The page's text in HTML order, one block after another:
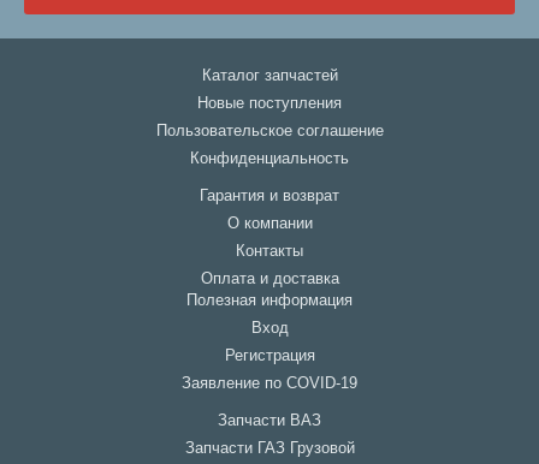
Каталог запчастей
Новые поступления
Пользовательское соглашение
Конфиденциальность
Гарантия и возврат
О компании
Контакты
Оплата и доставка
Полезная информация
Вход
Регистрация
Заявление по COVID-19
Запчасти ВАЗ
Запчасти ГАЗ Грузовой